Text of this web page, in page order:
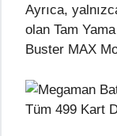
Ayrıca,
olan Tam
Buster MAX